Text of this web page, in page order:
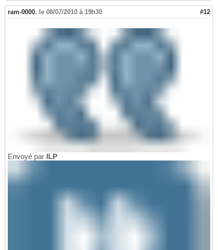
ram-0000, le 08/07/2010 à 19h30 #12
Envoyé par ILP